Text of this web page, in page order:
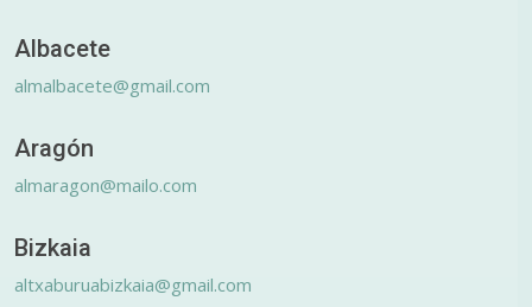
Albacete
almalbacete@gmail.com
Aragón
almaragon@mailo.com
Bizkaia
altxaburuabizkaia@gmail.com